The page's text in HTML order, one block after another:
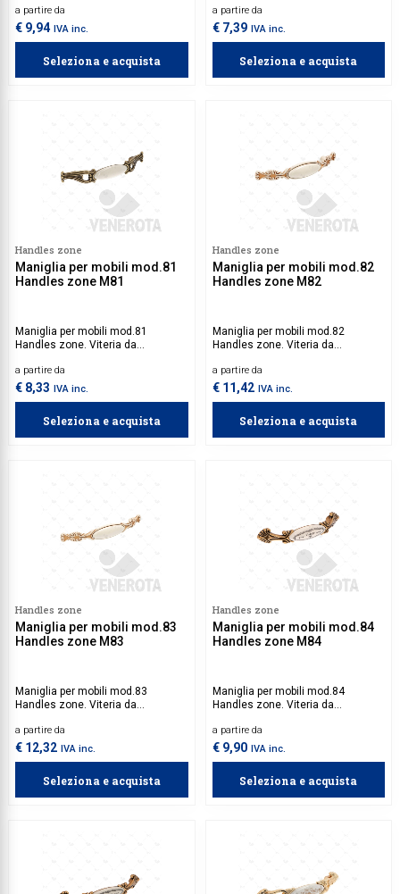
a partire da
€ 9,94 IVA inc.
Seleziona e acquista
a partire da
€ 7,39 IVA inc.
Seleziona e acquista
Handles zone
Maniglia per mobili mod.81
Handles zone M81
Maniglia per mobili mod.81
Handles zone. Viteria da
a partire da
€ 8,33 IVA inc.
Seleziona e acquista
Handles zone
Maniglia per mobili mod.82
Handles zone M82
Maniglia per mobili mod.82
Handles zone. Viteria da
a partire da
€ 11,42 IVA inc.
Seleziona e acquista
Handles zone
Maniglia per mobili mod.83
Handles zone M83
Maniglia per mobili mod.83
Handles zone. Viteria da
a partire da
€ 12,32 IVA inc.
Seleziona e acquista
Handles zone
Maniglia per mobili mod.84
Handles zone M84
Maniglia per mobili mod.84
Handles zone. Viteria da
a partire da
€ 9,90 IVA inc.
Seleziona e acquista